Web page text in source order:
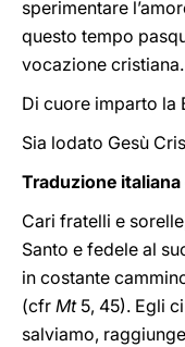
sperimentare
questo tempo
vocazione cristiana.
Di cuore imparto la
Sia lodato Gesù
Traduzione
Cari fratelli e
Santo e fedele al
in costante
(cfr Mt5, 45). Egli
salviamo,